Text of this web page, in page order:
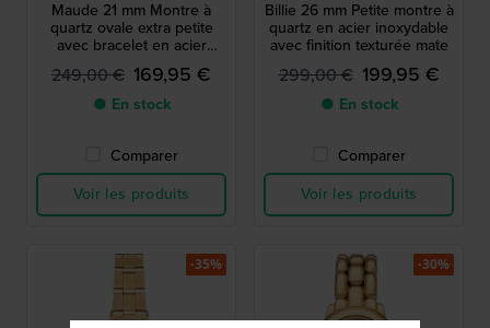
Maude 21 mm Montre à
quartz ovale extra petite
avec bracelet en acier
inoxydable
249,00 € 169,95 €
● En stock
Comparer
Voir les produits
Billie 26 mm Petite montre à
quartz en acier inoxydable
avec finition texturée mate
299,00 € 199,95 €
● En stock
Comparer
Voir les produits
-35% -30%